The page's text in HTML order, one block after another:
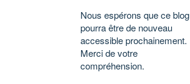
Nous espérons que ce blog
pourra être de nouveau
accessible prochainement.
Merci de votre
compréhension.